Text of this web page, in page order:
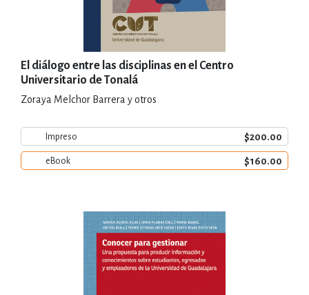
El diálogo entre las disciplinas en el Centro
Universitario de Tonalá
Zoraya Melchor Barrera y otros
Impreso $200.00
eBook $160.00